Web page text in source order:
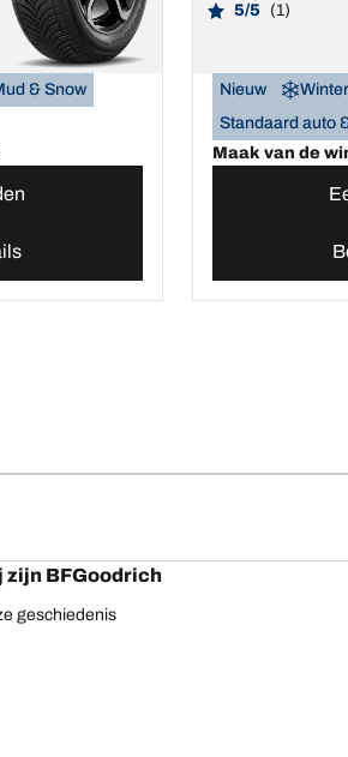
& Snow
5/5 (1)
Nieuw Winter
Standaard auto
Maak van de
zijn BFGoodrich
geschiedenis